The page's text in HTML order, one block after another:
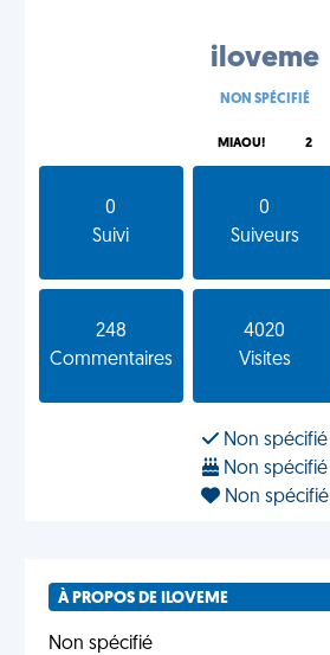
iloveme
NON SPÉCIFIÉ
MIAOU! 2
0
Suivi
0
Suiveurs
248
Commentaires
4020
Visites
Non spécifié
Non spécifié
Non spécifié
À PROPOS DE ILOVEME
Non spécifié